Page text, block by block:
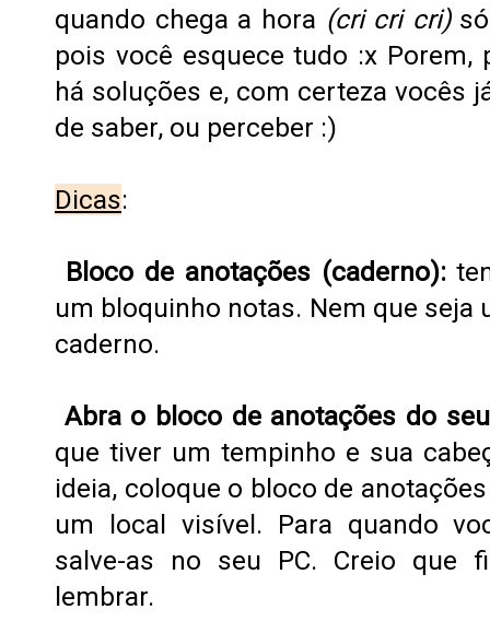
quando chega a hora (cri cri cri)só
pois você esquece tudo :x Porem,
há soluções e, com certeza vocês
de saber, ou perceber :)
Dicas:
Bloco de anotações (caderno):
um bloquinho notas. Nem que seja
caderno.
Abra o bloco de anotações do
que tiver um tempinho e sua
ideia, coloque o bloco de
um local visível. Para quando
salve-as no seu PC. Creio que
lembrar.